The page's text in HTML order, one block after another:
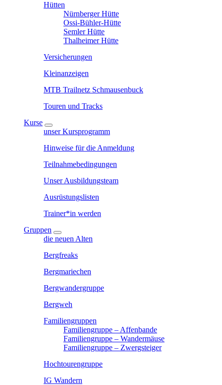
Hütten
Nürnberger Hütte
Ossi-Bühler-Hütte
Semler Hütte
Thalheimer Hütte
Versicherungen
Kleinanzeigen
MTB Trailnetz Schmausenbuck
Touren und Tracks
Kurse
unser Kursprogramm
Hinweise für die Anmeldung
Teilnahmebedingungen
Unser Ausbildungsteam
Ausrüstungslisten
Trainer*in werden
Gruppen
die neuen Alten
Bergfreaks
Bergmariechen
Bergwandergruppe
Bergweh
Familiengruppen
Familiengruppe – Affenbande
Familiengruppe – Wandermäuse
Familiengruppe – Zwergsteiger
Hochtourengruppe
IG Wandern